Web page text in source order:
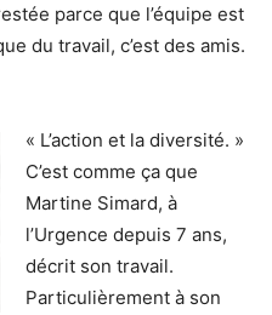
parce que l’équipe est
du travail, c’est des amis.
« L’action et la diversité. »
C’est comme ça que
Martine Simard, à
l’Urgence depuis 7 ans,
décrit son travail.
Particulièrement à son